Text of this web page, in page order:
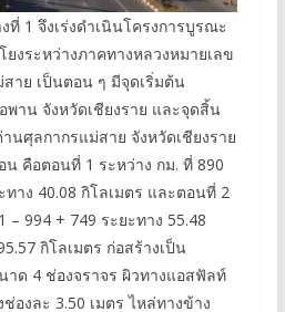
ที่ 1 จึงเร่งดำเนินโครงการบูรณะ
งระหว่างภาคทางหลวงหมายเลข
าย เป็นตอน ๆ มีจุดเริ่มต้น
พาน จังหวัดเชียงราย และจุดสิ้น
นศุลกากรแม่สาย จังหวัดเชียงราย
น คือตอนที่ 1 ระหว่าง กม. ที่ 890
ทาง 40.08 กิโลเมตร และตอนที่ 2
– 994 + 749 ระยะทาง 55.48
กิโลเมตร ก่อสร้างเป็น
ด 4 ช่องจราจร ผิวทางแอสฟัลท์
องละ 3.50 เมตร ไหล่ทางข้าง